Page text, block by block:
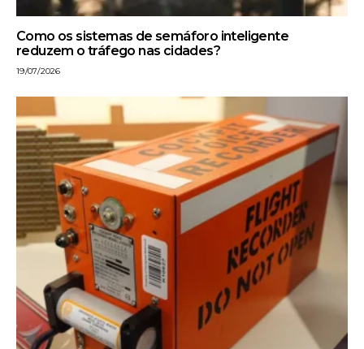
Como os sistemas de semáforo inteligente
reduzem o tráfego nas cidades?
19/07/2026